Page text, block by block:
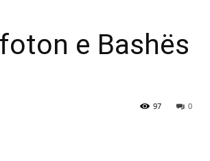
e Bashës
0
97